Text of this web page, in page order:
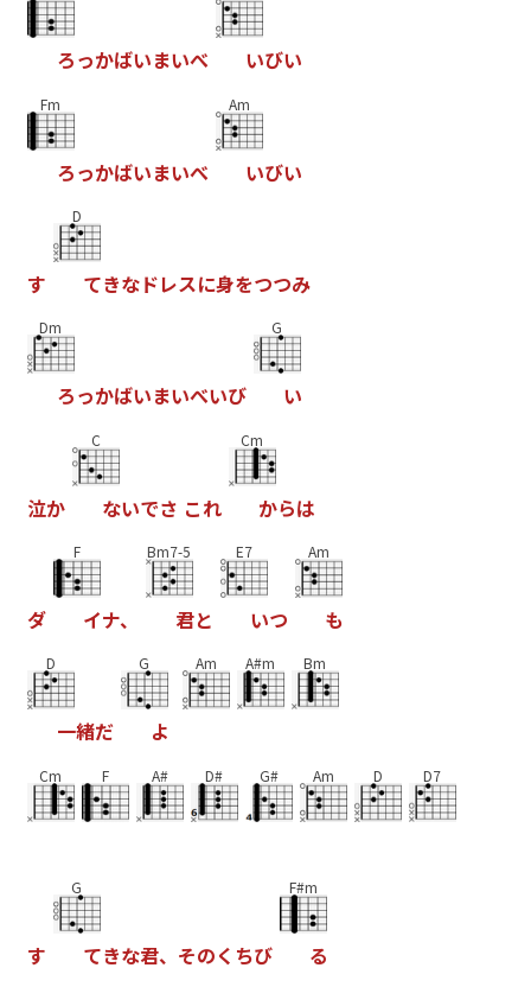
ろっかばいまいべ いびい
Fm
ろっかばいまいべ
Am
いびい
す
D
てきなドレスに身をつつみ
Dm
ろっかばいまいべいび
G
い
泣か
C
ないでさ これ
Cm
からは
ダ
F
イナ、
Bm7-5
君と
E7
いつ
Am
も
D
一緒だ
G
よ
Am A#m Bm
Cm F A# D# G# Am D D7
す
G
てきな君、 そのく ちび
F#m
る